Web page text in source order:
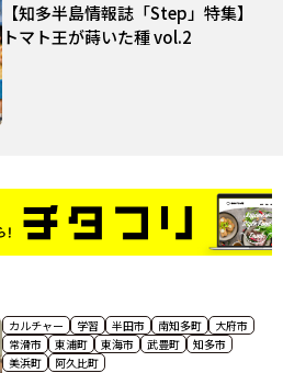
【知多半島情報誌「Step」特集】
トマト王が蒔いた種 vol.2
カルチャー 学習 半田市 南知多町
大府市
常滑市
東浦町 東海市 武豊町
知多市
美浜町
阿久比町